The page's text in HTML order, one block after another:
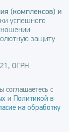
(комплексов) и
успешного
защиту
ОГРН
с
и Политикой в
на обработку